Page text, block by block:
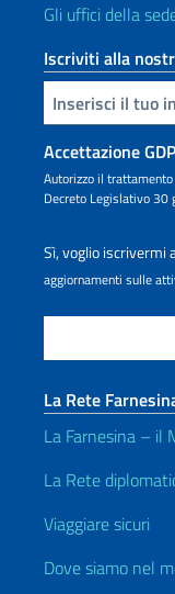
Gli uffici della
Iscriviti alla
Inserisci la tua email
Accettazione
Autorizzo il
Decreto Legislativo
Sì, voglio iscrivermi
aggiornamenti sulle
La Rete
La Farnesina – il
La Rete
Viaggiare sicuri
Dove siamo nel